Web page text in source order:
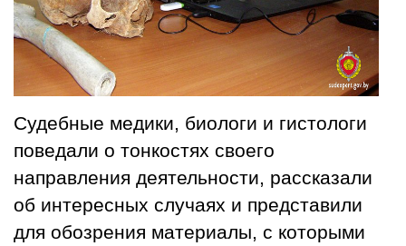
Судебные медики, биологи и гистологи
поведали о тонкостях своего
направления деятельности, рассказали
об интересных случаях и представили
для обозрения материалы, с которыми